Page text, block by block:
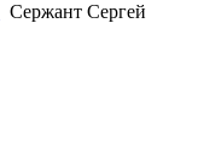
Сержант Сергей